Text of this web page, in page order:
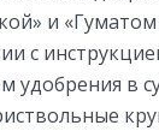
и
с
удобрения в